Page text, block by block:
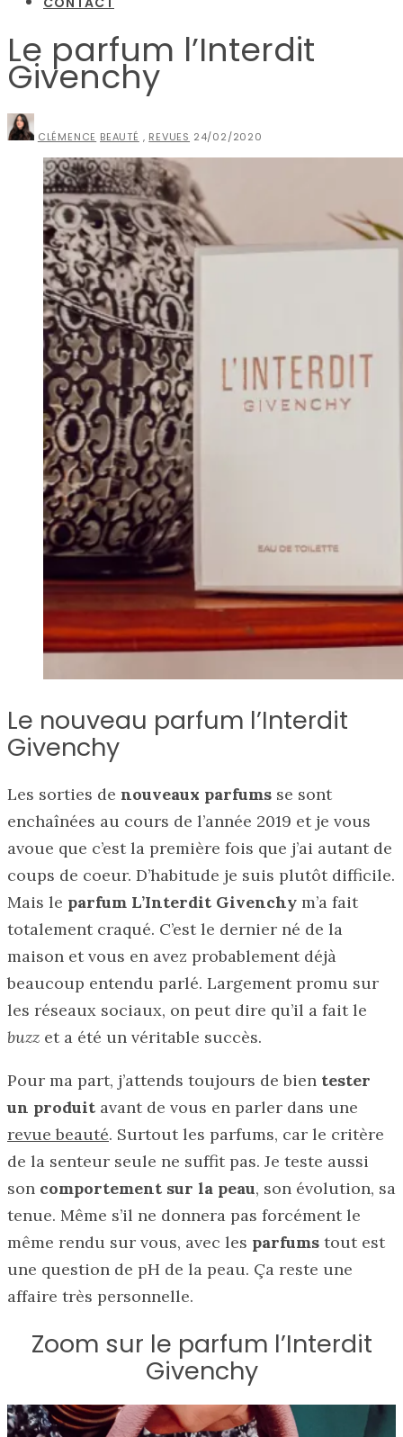
Le parfum l’Interdit
Givenchy
CLÉMENCE BEAUTÉ , REVUES 24/02/2020
Le nouveau parfum l’Interdit
Givenchy
Les sorties de nouveaux parfums se sont
enchaînées au cours de l’année 2019 et je vous
avoue que c’est la première fois que j’ai autant de
coups de coeur. D’habitude je suis plutôt difficile.
Mais le parfum L’Interdit Givenchy m’a fait
totalement craqué. C’est le dernier né de la
maison et vous en avez probablement déjà
beaucoup entendu parlé. Largement promu sur
les réseaux sociaux, on peut dire qu’il a fait le
buzz et a été un véritable succès.
Pour ma part, j’attends toujours de bien tester
un produit avant de vous en parler dans une
revue beauté. Surtout les parfums, car le critère
de la senteur seule ne suffit pas. Je teste aussi
son comportement sur la peau, son évolution, sa
tenue. Même s’il ne donnera pas forcément le
même rendu sur vous, avec les parfums tout est
une question de pH de la peau. Ça reste une
affaire très personnelle.
Zoom sur le parfum l’Interdit
Givenchy